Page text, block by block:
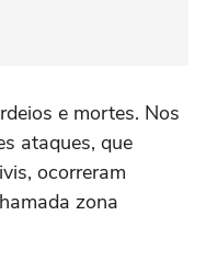
e mortes. Nos
ataques, que
ocorreram
zona